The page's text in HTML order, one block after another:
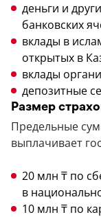
деньги и
банковских
вклады в
открытых в
вклады
депозитные
Размер
Предельные
выплачивает
20 млн ₸ по
в
10 млн ₸ по